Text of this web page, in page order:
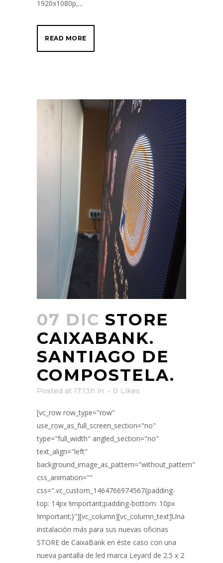
1920x1080p,...
READ MORE
07 DIC STORE
CAIXABANK.
SANTIAGO DE
COMPOSTELA.
Posted at 17:13h in 0 Likes
[vc_row row_type="row"
use_row_as_full_screen_section="no"
type="full_width" angled_section="no"
text_align="left"
background_image_as_pattern="without_pattern"
css_animation=""
css=".vc_custom_1464766974567{padding-
top: 14px !important;padding-bottom: 10px
!important;}"][vc_column][vc_column_text]Una
instalación más para sus nuevas oficinas
STORE de CaixaBank en éste caso con una
nueva pantalla de led marca Leyard de 2.5 x 2